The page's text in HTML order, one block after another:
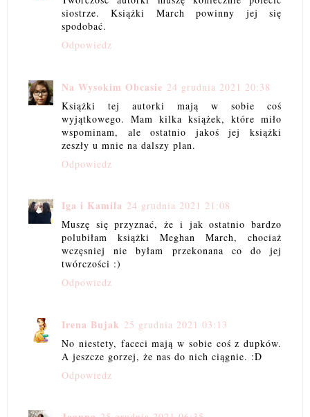
siostrze. Książki March powinny jej się
spodobać.
Odpowiedz
Na Wysokim Obcasie 24 grudnia 2021 20:38
Książki tej autorki mają w sobie coś
wyjątkowego. Mam kilka książek, które miło
wspominam, ale ostatnio jakoś jej książki
zeszły u mnie na dalszy plan.
Odpowiedz
Iga i Kamila 24 grudnia 2021 21:08
Muszę się przyznać, że i jak ostatnio bardzo
polubiłam książki Meghan March, chociaż
wczęsniej nie byłam przekonana co do jej
twórczości :)
Odpowiedz
Irena Bujak 25 grudnia 2021 03:13
No niestety, faceci mają w sobie coś z dupków.
A jeszcze gorzej, że nas do nich ciągnie. :D
Odpowiedz